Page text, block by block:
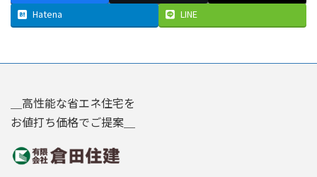
Hatena
LINE
＿高性能な省エネ住宅を
お値打ち価格でご提案＿